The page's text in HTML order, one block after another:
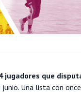
jugadores que
Una lista con once